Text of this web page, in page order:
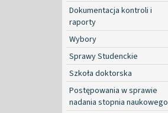
Dokumentacja kontroli i
raporty
Wybory
Sprawy Studenckie
Szkoła doktorska
Postępowania w sprawie
nadania stopnia naukowego